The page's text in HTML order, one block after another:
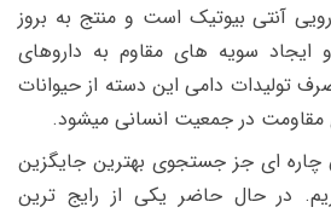
آنتی بیوتیک است و منتج به بروز
ایجاد سویه های مقاوم به داروهای
تولیدات دامی این دسته از حیوانات
در جمعیت انسانی میشود.
چاره ای جز جستجوی بهترین جایگزین
در حال حاضر یکی از رایج ترین